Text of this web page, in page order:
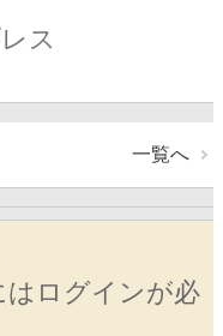
ス
一覧へ
ログインが必